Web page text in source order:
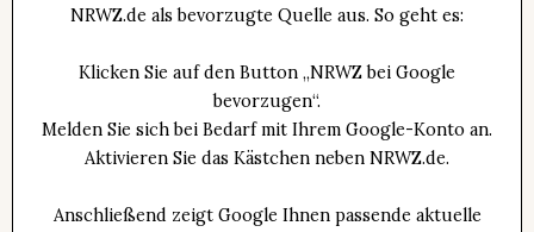
NRWZ.de als bevorzugte Quelle aus. So geht es:
Klicken Sie auf den Button „NRWZ bei Google
bevorzugen“.
Melden Sie sich bei Bedarf mit Ihrem Google-Konto an.
Aktivieren Sie das Kästchen neben NRWZ.de.
Anschließend zeigt Google Ihnen passende aktuelle